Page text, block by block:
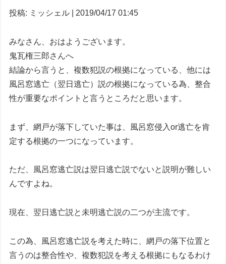
投稿: ミッシェル | 2019/04/17 01:45
みなさん、おはようございます。
鬼瓦権三郎さんへ
結論から言うと、複数犯説の根拠になっている、他には
風呂窓逃亡（翌日逃亡）説の根拠になっている為、整合
性が重要なポイントと言うところだと思います。
まず、網戸が落下していた事は、風呂窓侵入or逃亡を肯
定する根拠の一つになっています。
ただ、風呂窓逃亡説は翌日逃亡説でないと説明が難しい
んですよね。
現在、翌日逃亡説と未明逃亡説の二つが主流です。
この為、風呂窓逃亡説を考えた時に、網戸の落下位置と
言うのは整合性や、複数犯説を考える根拠にもなるわけ